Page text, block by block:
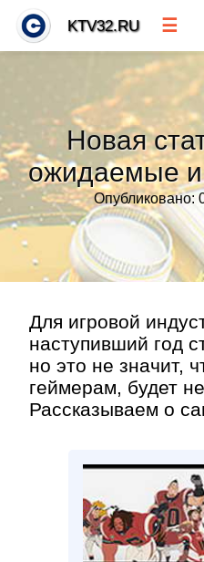
Новая
ожидаемые
Опубликовано:
Для игровой
наступивший год
но это не значит,
геймерам, будет
Рассказываем о
KTV32.RU ☰
Тренды новостей»
Рубрики»
Правила»
Контакт»